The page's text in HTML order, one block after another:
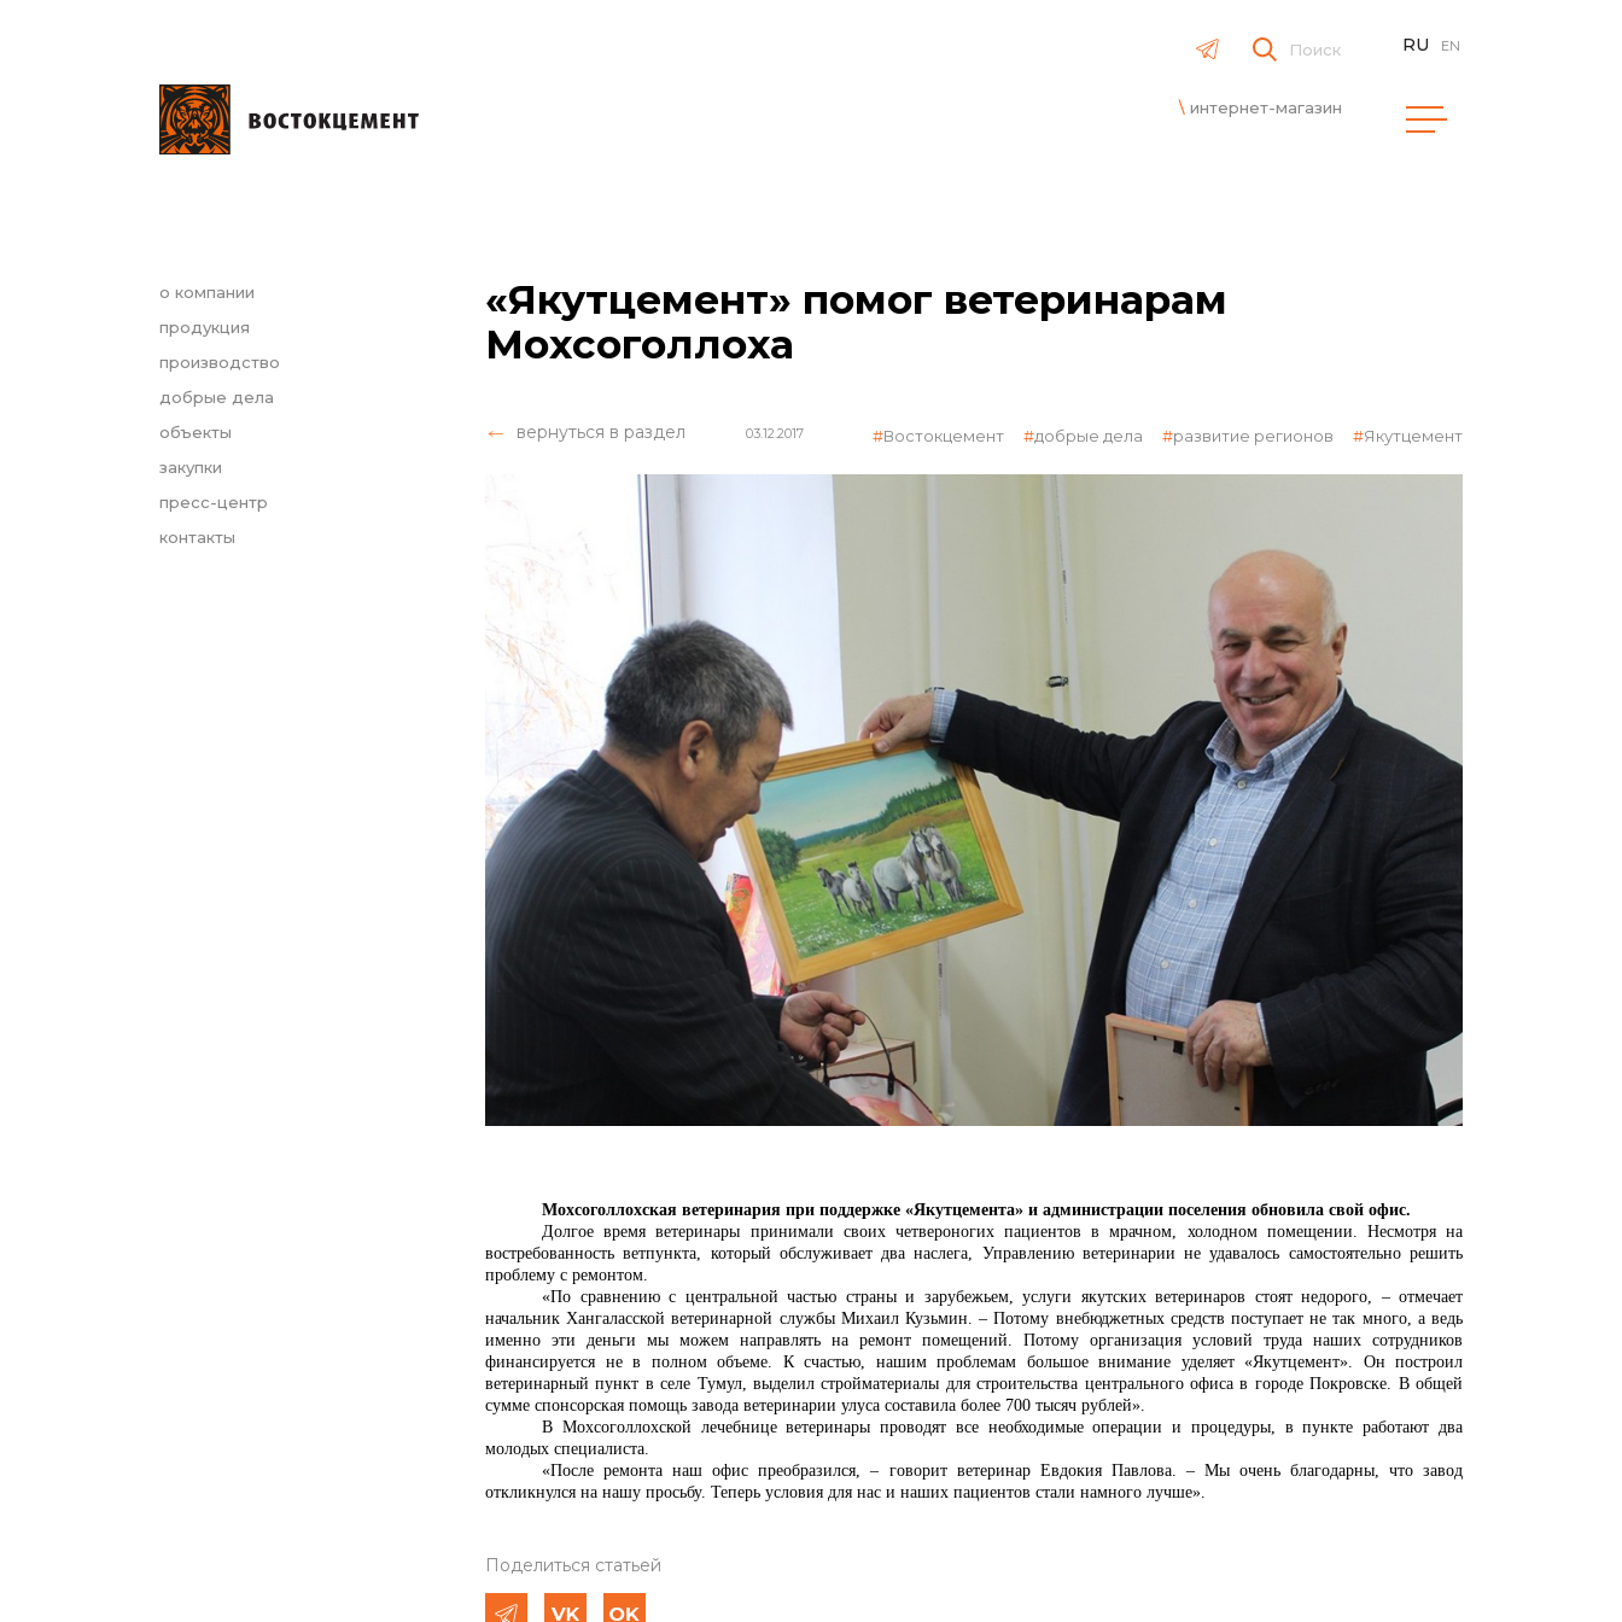
Поиск
интернет-магазин
RU EN
о компании
продукция
производство
добрые дела
объекты
закупки
пресс-центр
контакты
«Якутцемент» помог ветеринарам
Мохсоголлоха
вернуться в раздел 03.12.2017 Востокцемент добрые дела развитие регионов Якутцемент
Мохсоголлохская ветеринария при поддержке «Якутцемента» и администрации поселения обновила свой офис.
Долгое время ветеринары принимали своих четвероногих пациентов в мрачном, холодном помещении. Несмотря на
востребованность ветпункта, который обслуживает два наслега, Управлению ветеринарии не удавалось самостоятельно решить
проблему с ремонтом.
«По сравнению с центральной частью страны и зарубежьем, услуги якутских ветеринаров стоят недорого, – отмечает
начальник Хангаласской ветеринарной службы Михаил Кузьмин. – Потому внебюджетных средств поступает не так много, а ведь
именно эти деньги мы можем направлять на ремонт помещений. Потому организация условий труда наших сотрудников
финансируется не в полном объеме. К счастью, нашим проблемам большое внимание уделяет «Якутцемент». Он построил
ветеринарный пункт в селе Тумул, выделил стройматериалы для строительства центрального офиса в городе Покровске. В общей
сумме спонсорская помощь завода ветеринарии улуса составила более 700 тысяч рублей».
В Мохсоголлохской лечебнице ветеринары проводят все необходимые операции и процедуры, в пункте работают два
молодых специалиста.
«После ремонта наш офис преобразился, – говорит ветеринар Евдокия Павлова. – Мы очень благодарны, что завод
откликнулся на нашу просьбу. Теперь условия для нас и наших пациентов стали намного лучше».
Поделиться статьей